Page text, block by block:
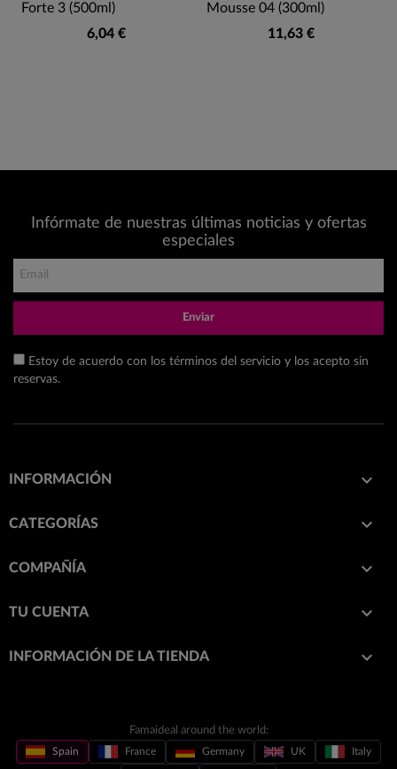
Forte 3 (500ml)
6,04 €
Mousse 04 (300ml)
11,63 €
Infórmate de nuestras últimas noticias y ofertas
especiales
Enviar
Estoy de acuerdo con los términos del servicio y los acepto sin
reservas.
INFORMACIÓN 
CATEGORÍAS 
COMPAÑÍA 
TU CUENTA 
INFORMACIÓN DE LA TIENDA keyboard_arrow_down
Famaideal around the world:
Spain France Germany UK Italy